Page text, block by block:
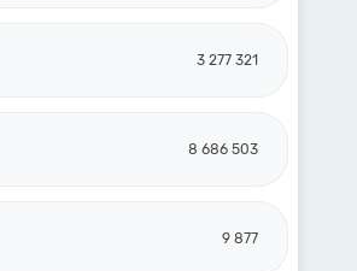
3 277 321
8 686 503
9 877